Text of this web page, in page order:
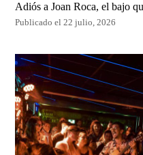
Adiós a Joan Roca, el bajo
Publicado el 22 julio, 2026